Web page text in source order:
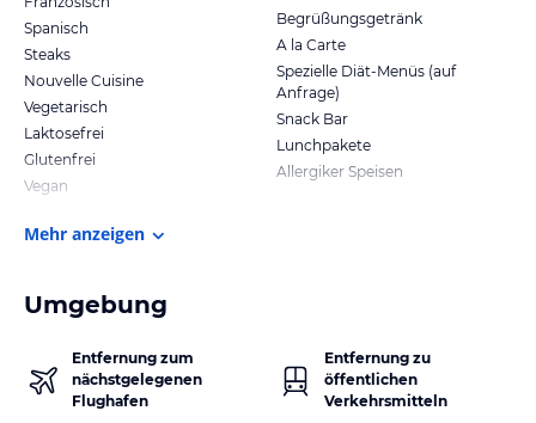
Spanisch
Steaks
Nouvelle Cuisine
Vegetarisch
Laktosefrei
Glutenfrei
Vegan
Begrüßungsgetränk
A la Carte
Spezielle Diät-Menüs (auf
Anfrage)
Snack Bar
Lunchpakete
Allergiker Speisen
Mehr anzeigen
Umgebung
Entfernung zum
nächstgelegenen
Flughafen
Entfernung zu
öffentlichen
Verkehrsmitteln